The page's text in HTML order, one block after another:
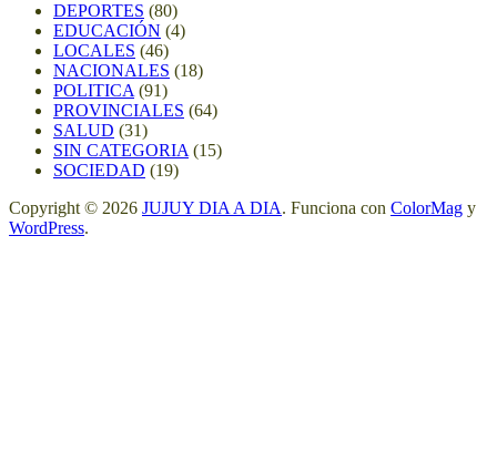
DEPORTES (80)
EDUCACIÓN (4)
LOCALES (46)
NACIONALES (18)
POLITICA(91)
PROVINCIALES (64)
SALUD (31)
SIN CATEGORIA(15)
SOCIEDAD (19)
Copyright © 2026 JUJUY DIA A DIA. Funciona con ColorMag y
WordPress.